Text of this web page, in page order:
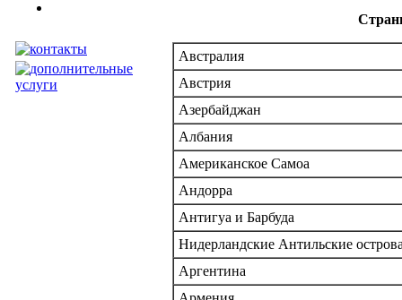
Австралия
Австрия
Азербайджан
Албания
Американское Самоа
Андорра
Антигуа и Барбуда
Нидерландские Антильские
Аргентина